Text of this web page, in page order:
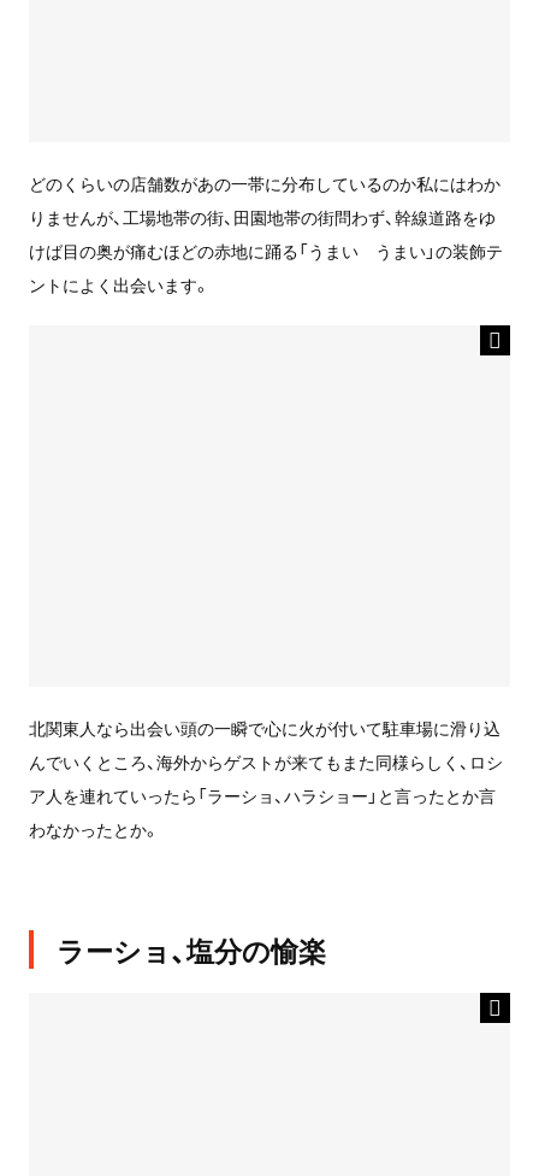
どのくらいの店舗数があの一帯に分布しているのか私にはわか
りませんが、工場地帯の街、田園地帯の街問わず、幹線道路をゆ
けば目の奥が痛むほどの赤地に踊る「うまい うまい」の装飾テ
ントによく出会います。
北関東人なら出会い頭の一瞬で心に火が付いて駐車場に滑り込
んでいくところ、海外からゲストが来てもまた同様らしく、ロシ
ア人を連れていったら「ラーショ、ハラショー」と言ったとか言
わなかったとか。
ラーショ、塩分の愉楽